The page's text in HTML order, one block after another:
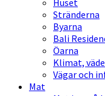
Huset
Stränderna
Byarna
Bali
Öarna
Klimat,
Vägar och
Mat